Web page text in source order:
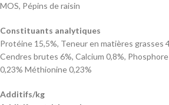
MOS, Pépins de raisin
Constituants analytiques
Protéine 15,5%, Teneur en matières grasses
Cendres brutes 6%, Calcium 0,8%, Phosphore
0,23% Méthionine 0,23%
Additifs/kg